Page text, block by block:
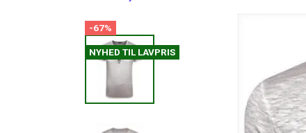
-67%
NYHED TIL LAVPRIS